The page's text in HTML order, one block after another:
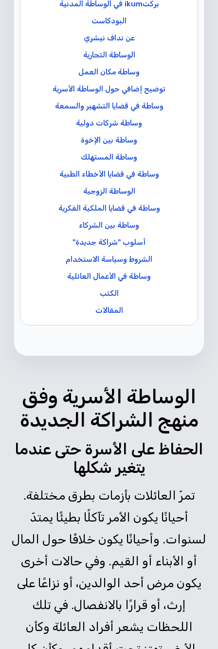
بركتikum في الوساطة المدنية
البودكاست
عن نداف نيشري
الوساطة التجارية
وساطة مكان العمل
توضيح إضافي حول الوساطة الأسرية
وساطة في قضايا التشهير والسمعة
وساطة شركات دولية
وساطة بين الإخوة
وساطة المستهلك
وساطة في قضايا الأخطاء الطبية
الوساطة الزوجية
وساطة في قضايا الملكية الفكرية
وساطة بين الشركاء
أسلوب "شراكة جديدة"
الشروط وسياسة الاستخدام
وساطة في الأعمال العائلية
الكتب
المقالات
الوساطة الأسرية وفق
منهج الشراكة الجديدة
الحفاظ على الأسرة حتى عندما
يتغير شكلها
تمرّ العائلات بأزمات بطرق مختلفة.
أحيانًا يكون الأمر تآكلًا بطيئًا يمتدّ
لسنوات. وأحيانًا يكون خلافًا حول المال
أو الأبناء أو القيم. وفي حالات أخرى
يكون مرض أحد الوالدين، أو نزاعًا على
إرث، أو قرارًا بالانفصال. في تلك
اللحظات يشعر أفراد العائلة وكأن